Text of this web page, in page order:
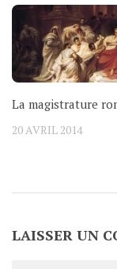
La magistrature
20 AVRIL 2014
LAISSER UN